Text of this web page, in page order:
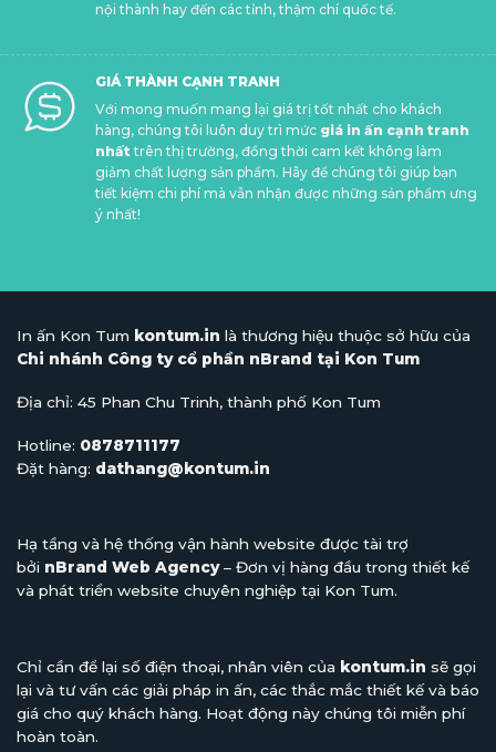
nội thành hay đến các tỉnh, thậm chí quốc tế.
GIÁ THÀNH CẠNH TRANH
Với mong muốn mang lại giá trị tốt nhất cho khách
hàng, chúng tôi luôn duy trì mức giá in ấn cạnh tranh
nhất trên thị trường, đồng thời cam kết không làm
giảm chất lượng sản phẩm. Hãy để chúng tôi giúp bạn
tiết kiệm chi phí mà vẫn nhận được những sản phẩm ưng
ý nhất!
In ấn Kon Tum kontum.in là thương hiệu thuộc sở hữu của
Chi nhánh Công ty cổ phần nBrand tại Kon Tum
Địa chỉ: 45 Phan Chu Trinh, thành phố Kon Tum
Hotline: 0878711177
Đặt hàng: dathang@kontum.in
Hạ tầng và hệ thống vận hành website được tài trợ
bởi nBrand Web Agency– Đơn vị hàng đầu trong thiết kế
và phát triển website chuyên nghiệp tại Kon Tum.
Chỉ cần để lại số điện thoại, nhân viên của kontum.in sẽ gọi
lại và tư vấn các giải pháp in ấn, các thắc mắc thiết kế và báo
giá cho quý khách hàng. Hoạt động này chúng tôi miễn phí
hoàn toàn.